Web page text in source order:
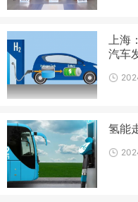
上海
汽车
氢能